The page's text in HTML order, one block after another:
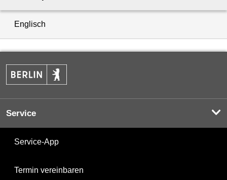
Englisch
Service
Service-App
Termin vereinbaren